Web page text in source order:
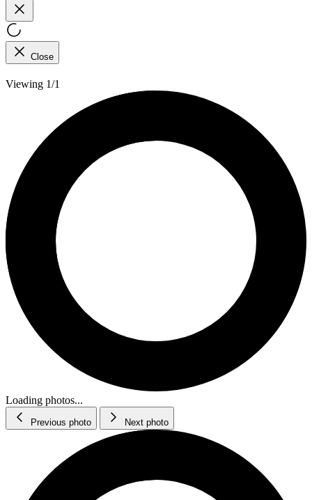
Close
Viewing 1/1
Loading photos...
Previous photo Next photo